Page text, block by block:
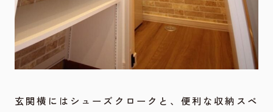
玄関横にはシューズクロークと、便利な収納スペ